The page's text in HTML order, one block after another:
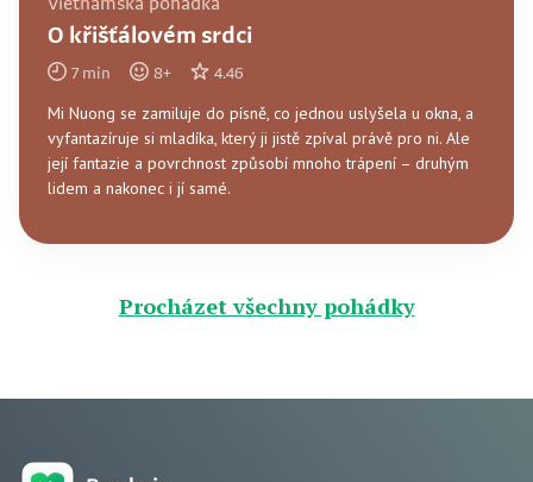
Vietnamská pohádka
O křišťálovém srdci
7min 8+ 4.46
Mi Nuong se zamiluje do písně, co jednou uslyšela u okna, a
vyfantazíruje si mladíka, který ji jistě zpíval právě pro ni. Ale
její fantazie a povrchnost způsobí mnoho trápení – druhým
lidem a nakonec i jí samé.
Procházet všechny pohádky